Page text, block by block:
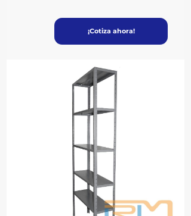
¡Cotiza ahora!